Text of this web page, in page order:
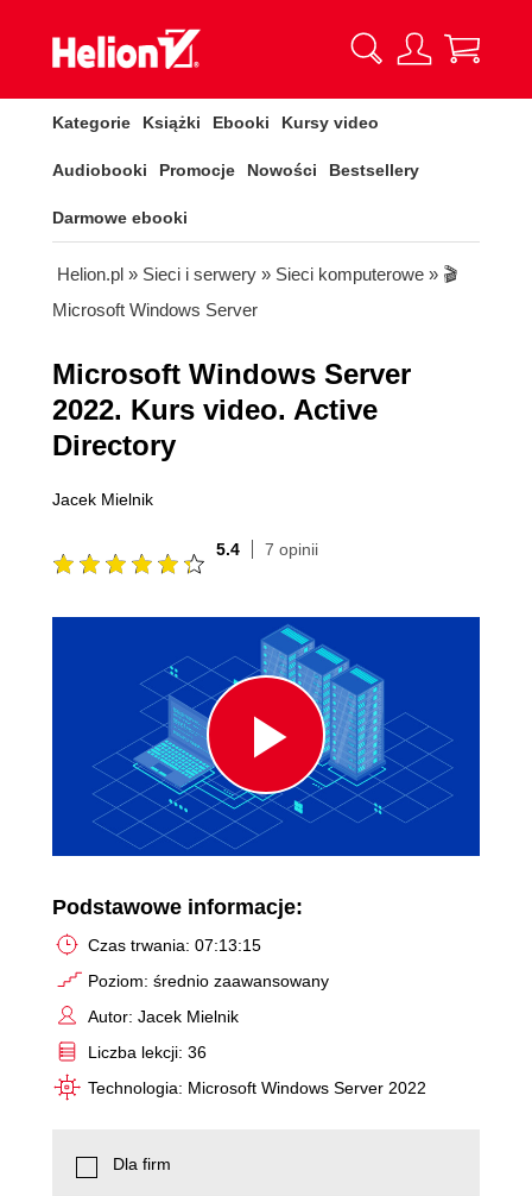
Kategorie Książki Ebooki Kursy video
Audiobooki Promocje Nowości Bestsellery
Darmowe ebooki
Helion.pl » Sieci i serwery » Sieci komputerowe » 🎬
Microsoft Windows Server
Microsoft Windows Server
2022. Kurs video. Active
Directory
Jacek Mielnik
5.4 7 opinii
Play
Video
Podstawowe informacje:
Czas trwania: 07:13:15
Poziom: średnio zaawansowany
Autor: Jacek Mielnik
Liczba lekcji: 36
Technologia: Microsoft Windows Server 2022
Dla firm